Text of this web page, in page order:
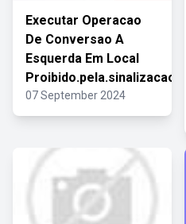
Executar Operacao
De Conversao A
Esquerda Em Local
Proibido.pela.sinalizacao
07 September 2024